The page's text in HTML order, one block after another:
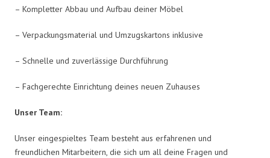
– Kompletter Abbau und Aufbau deiner Möbel
– Verpackungsmaterial und Umzugskartons inklusive
– Schnelle und zuverlässige Durchführung
– Fachgerechte Einrichtung deines neuen Zuhauses
Unser Team:
Unser eingespieltes Team besteht aus erfahrenen und
freundlichen Mitarbeitern, die sich um all deine Fragen und